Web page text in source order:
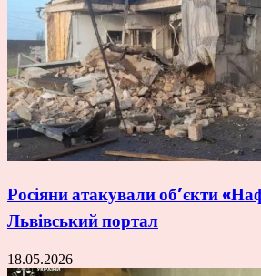
Росіяни атакували об’єкти
Львівський портал
18.05.2026